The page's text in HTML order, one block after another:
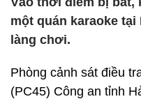
một quán karaoke
làng chơi.
Phòng cảnh sát điều
(PC45) Công an tỉnh